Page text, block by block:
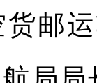
货邮